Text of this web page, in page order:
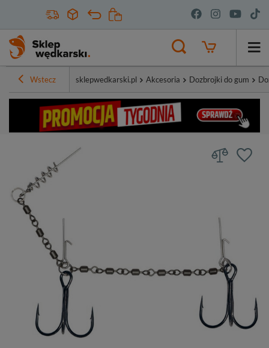
Wstecz sklepwedkarski.pl Akcesoria Dozbrojki do gum